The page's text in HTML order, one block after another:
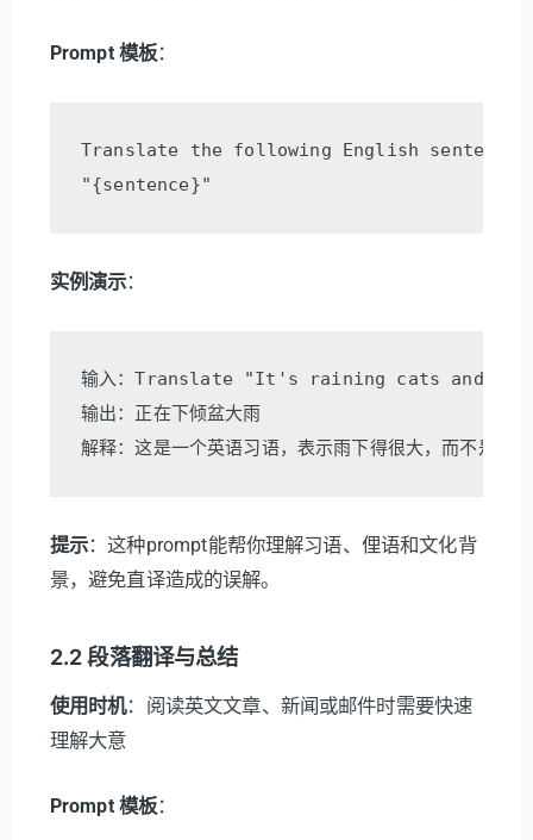
Prompt 模板：
Translate the following English
实例演示：
输入：Translate "It's raining cats and
输出：正在下倾盆大雨
提示：这种prompt能帮你理解习语、俚语和文化背
景，避免直译造成的误解。
2.2 段落翻译与总结
使用时机：阅读英文文章、新闻或邮件时需要快速
理解大意
Prompt 模板：